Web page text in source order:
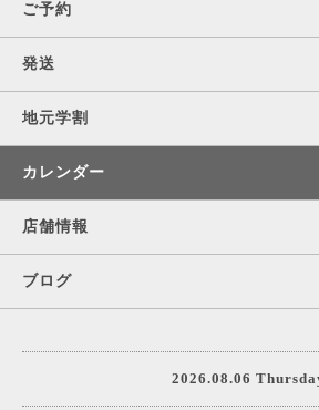
ご予約
発送
地元学割
カレンダー
店舗情報
ブログ
2026.08.06